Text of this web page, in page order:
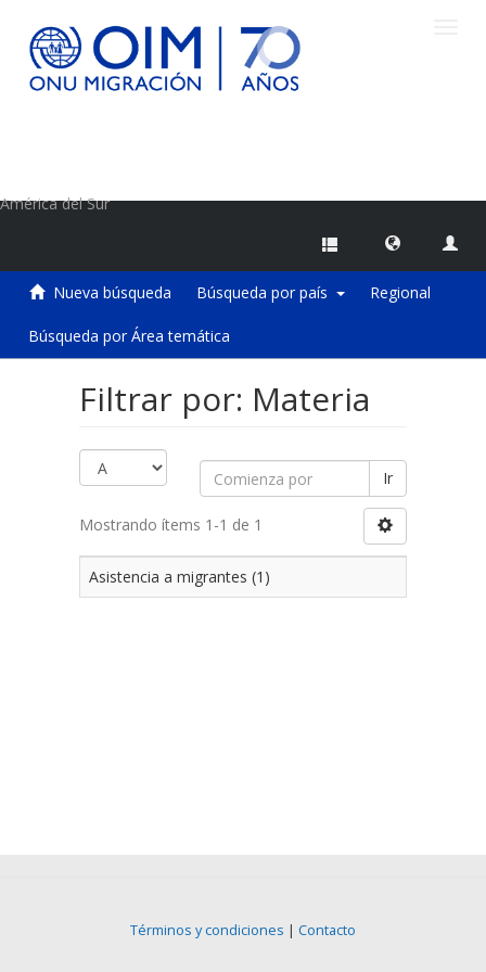
América del Sur
Nueva búsqueda Búsqueda por país Regional
Búsqueda por Área temática
Filtrar por: Materia
Ir
Mostrando ítems 1-1 de 1
Asistencia a migrantes (1)
Términos y condiciones | Contacto